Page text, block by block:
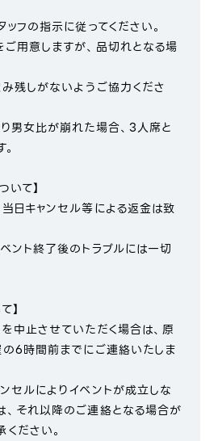
ッフの指示に従ってください。
ご用意しますが、品切れとなる場
み残しがないようご協力くださ
り男女比が崩れた場合、3人席と
いて】
日キャンセル等による返金は致
ント終了後のトラブルには一切
】
中止させていただく場合は、原
の6時間前までにご連絡いたしま
セルによりイベントが成立しな
、それ以降のご連絡となる場合が
ださい。